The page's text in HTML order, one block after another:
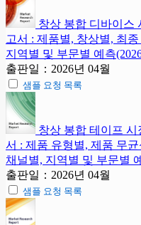
창상 봉합 디바이스
고서 : 제품별, 창상별, 최
지역별 및 부문별 예측
출판일：2026년 04월
샘플 요청 목록
창상 봉합 테이프
서 : 제품 유형별, 제품 무
채널별, 지역별 및 부문별
출판일：2026년 04월
샘플 요청 목록